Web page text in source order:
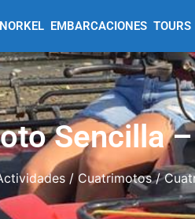
EMBARCACIONES TOURS
Sencilla
/ Cuatrimotos/